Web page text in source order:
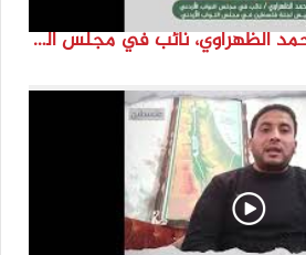
انتماء2021: الاستاذ محمد الظهراوي، نائب في مجلس النواب الاردني و رئيس لجنة فلسطين في مجلس النواب